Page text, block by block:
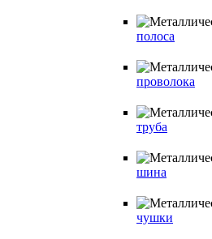
полоса
проволока
труба
шина
чушки